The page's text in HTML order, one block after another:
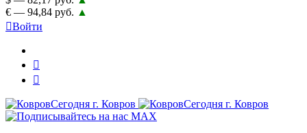
€ — 94,84 руб. ▲
Войти